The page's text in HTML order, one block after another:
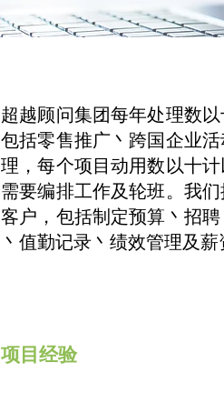
超越顾问集团每年处理数
包括零售推广丶跨国企业
理，每个项目动用数以十
需要编排工作及轮班。我
客户，包括制定预算丶招
丶值勤记录丶绩效管理及
项目经验